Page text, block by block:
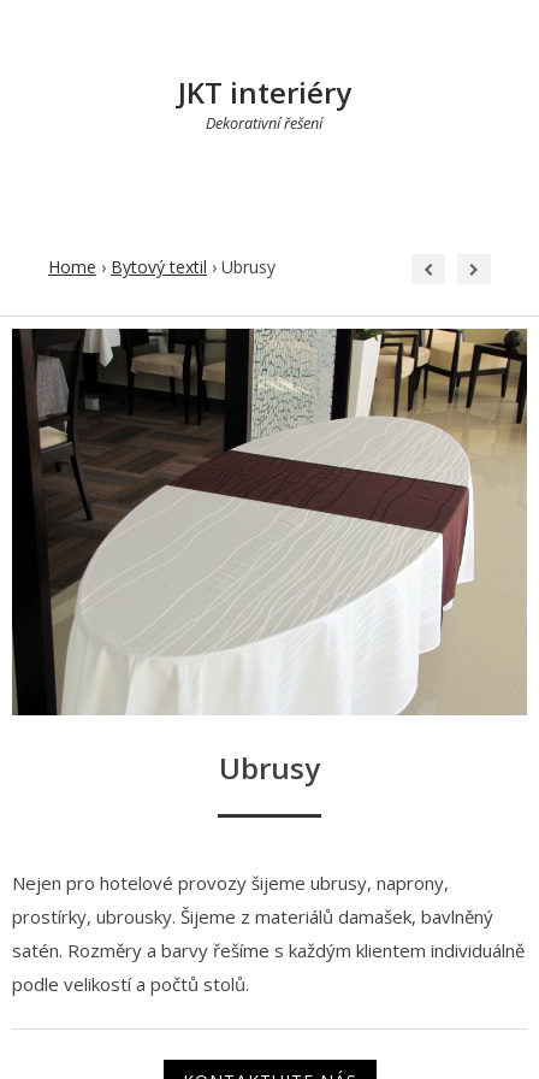
JKT interiéry
Dekorativní řešení
Home › Bytový textil › Ubrusy
Ubrusy
Nejen pro hotelové provozy šijeme ubrusy, naprony,
prostírky, ubrousky. Šijeme z materiálů damašek, bavlněný
satén. Rozměry a barvy řešíme s každým klientem individuálně
podle velikostí a počtů stolů.
Post
navigation